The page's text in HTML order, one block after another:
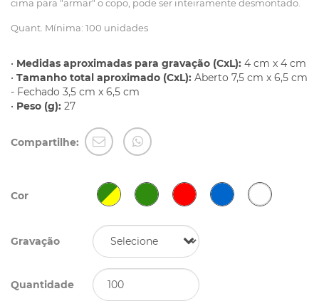
cima para "armar" o copo, pode ser inteiramente desmontado.
Quant. Mínima: 100 unidades
• Medidas aproximadas para gravação (CxL): 4 cm x 4 cm
• Tamanho total aproximado (CxL): Aberto 7,5 cm x 6,5 cm
- Fechado 3,5 cm x 6,5 cm
• Peso (g): 27
Compartilhe:
Cor
Gravação
Quantidade